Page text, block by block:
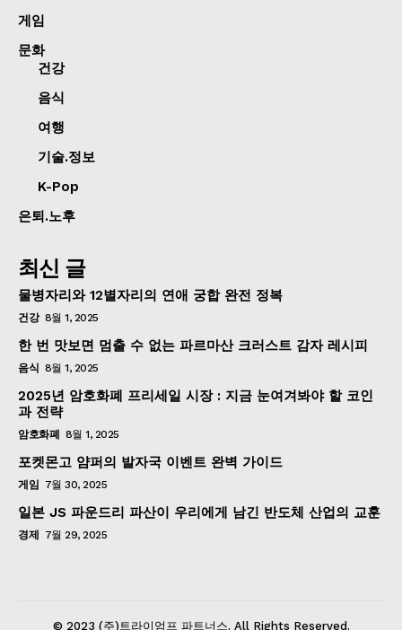
게임
문화
건강
음식
여행
기술.정보
K-Pop
은퇴.노후
최신 글
물병자리와 12별자리의 연애 궁합 완전 정복
건강 8월 1, 2025
한 번 맛보면 멈출 수 없는 파르마산 크러스트 감자 레시피
음식 8월 1, 2025
2025년 암호화폐 프리세일 시장 : 지금 눈여겨봐야 할 코인
과 전략
암호화폐 8월 1, 2025
포켓몬고 얌퍼의 발자국 이벤트 완벽 가이드
게임 7월 30, 2025
일본 JS 파운드리 파산이 우리에게 남긴 반도체 산업의 교훈
경제 7월 29, 2025
© 2023 (주)트라이엄프 파트너스. All Rights Reserved.